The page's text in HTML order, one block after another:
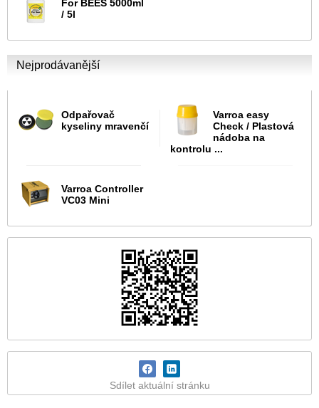
For BEES 5000ml
/ 5l
Nejprodávanější
Odpařovač
kyseliny mravenčí
Varroa easy
Check / Plastová
nádoba na
kontrolu ...
Varroa Controller
VC03 Mini
Sdílet aktuální stránku